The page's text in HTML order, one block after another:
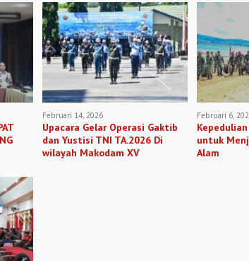
Februari 14, 2026
Upacara Gelar Operasi Gaktib
dan Yustisi TNI TA.2026 Di
wilayah Makodam XV
Februari 6,
untuk
Alam